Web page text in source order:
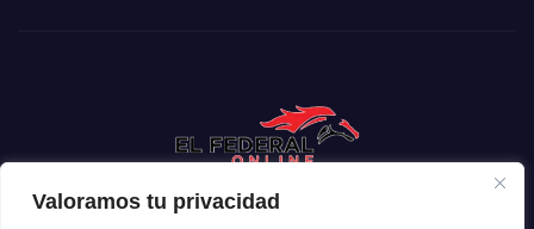
Valoramos tu privacidad